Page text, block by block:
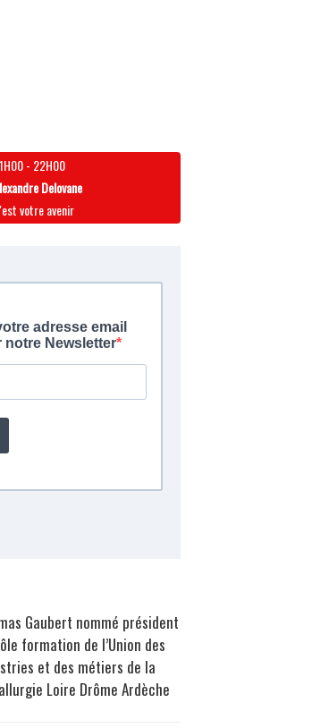
- 22H00
Delovane
votre avenir
Gaubert nommé président
formation de l’Union des
et des métiers de la
Loire Drôme Ardèche